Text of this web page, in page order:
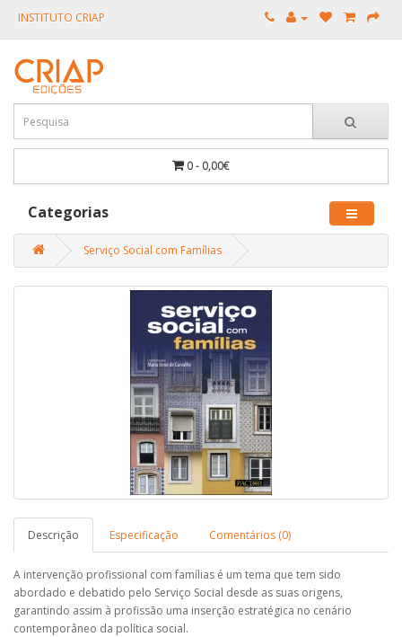
INSTITUTO CRIAP
0 - 0,00€
Categorias
Serviço Social com Famílias
Descrição Especificação Comentários (0)
A intervenção profissional com famílias é um tema que tem sido
abordado e debatido pelo Serviço Social desde as suas origens,
garantindo assim à profissão uma inserção estratégica no cenário
contemporâneo da política social.